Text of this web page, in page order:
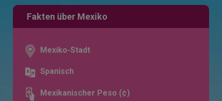
Fakten über Mexiko
Mexiko-Stadt
Spanisch
Mexikanischer Peso (¢)